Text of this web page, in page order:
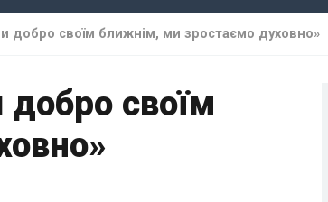
добро своїм ближнім, ми зростаємо духовно»
своїм